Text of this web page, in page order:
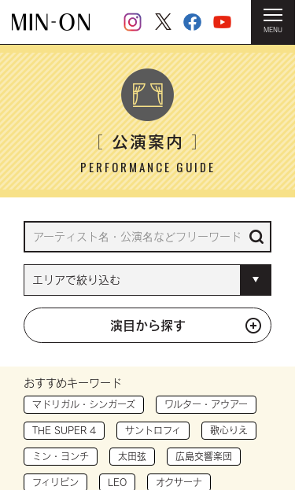
MENU
HOME ＞ 公演案内
［公演案内］
PERFORMANCE GUIDE
演目から探す
おすすめキーワード
マドリガル・シンガーズ ワルター・アウアー
THE SUPER 4 サントロフィ 歌心りえ
ミン・ヨンチ 太田弦 広島交響楽団
フィリピン LEO オクサーナ